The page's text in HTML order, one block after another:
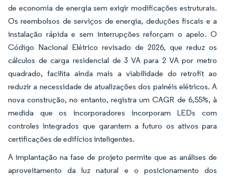
de economia de energia sem exigir modificações estruturais.
Os reembolsos de serviços de energia, deduções fiscais e a
instalação rápida e sem interrupções reforçam o apelo. O
Código Nacional Elétrico revisado de 2026, que reduz os
cálculos de carga residencial de 3 VA para 2 VA por metro
quadrado, facilita ainda mais a viabilidade do retrofit ao
reduzir a necessidade de atualizações dos painéis elétricos. A
nova construção, no entanto, registra um CAGR de 6,55%, à
medida que os incorporadores incorporam LEDs com
controles integrados que garantem a futuro os ativos para
certificações de edifícios inteligentes.
A implantação na fase de projeto permite que as análises de
aproveitamento da luz natural e o posicionamento dos